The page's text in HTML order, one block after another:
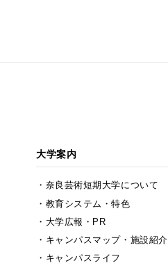
大学案内
奈良芸術短期大学について
教育システム・特色
大学広報・PR
キャンパスマップ・施設紹介
キャンパスライフ